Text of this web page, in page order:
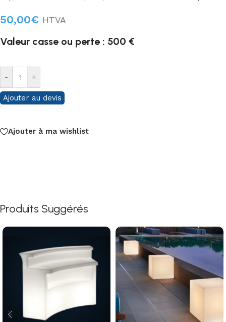
50,00€ HTVA
Valeur casse ou perte : 500 €
- +
Ajouter au devis
Ajouter à ma wishlist
Produits Suggérés